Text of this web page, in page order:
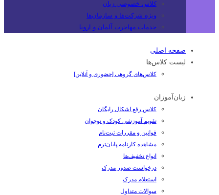
کلاس خصوصی زبان
ویژه شرکت‌ها و سازمان‌ها
خدمات مهاجرت آلمان و اروپا
صفحه اصلی
لیست کلاس‌ها
کلاس‌های گروهی [حضوری و آنلاین]
زبان‌آموزان
کلاس رفع اشکال رایگان
تقویم آموزشی کودک و نوجوان
قوانین و مقررات ثبت‌نام
مشاهده کارنامه پایان‌ترم
انواع تخفیف‌ها
درخواست صدور مدرک
استعلام مدرک
سوالات متداول